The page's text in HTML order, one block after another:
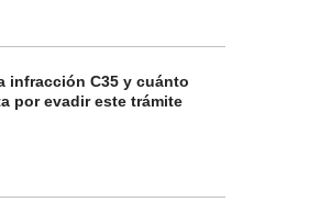
infracción C35 y cuánto
por evadir este trámite